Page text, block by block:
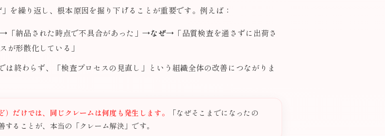
を繰り返し、根本原因を掘り下げることが重要です。例えば：
→「納品された時点で不具合があった」→なぜ→「品質検査を通さずに出荷さ
が形骸化している」
は終わらず、「検査プロセスの見直し」という組織全体の改善につながりま
だけでは、同じクレームは何度も発生します。
「なぜそこまでになったの
ることが、本当の「クレーム解決」です。